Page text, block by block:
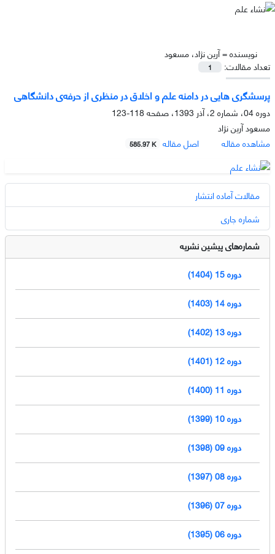
نویسنده =آرین نژاد، مسعود
تعداد مقالات:
1
پرسشگری هایی در دامنه علم و اخلاق در منظری از حرفه‌ی دانشگاهی
دوره 04، شماره 2، آذر 1393، صفحه
118-123
مسعود آرین نژاد
مشاهده مقاله
اصل مقاله 585.97 K
مقالات آماده انتشار
شماره جاری
شماره‌های پیشین نشریه
دوره 15 (1404)
دوره 14 (1403)
دوره 13 (1402)
دوره 12 (1401)
دوره 11 (1400)
دوره 10 (1399)
دوره 09 (1398)
دوره 08 (1397)
دوره 07 (1396)
دوره 06 (1395)